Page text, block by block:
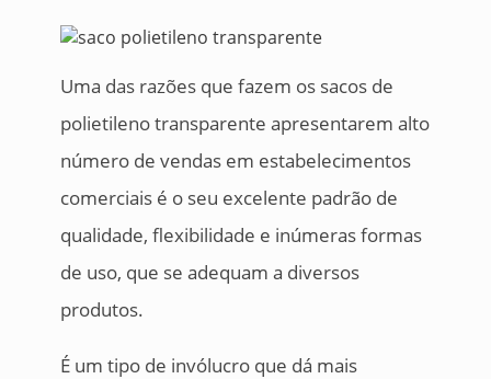
Uma das razões que fazem os sacos de
polietileno transparente apresentarem alto
número de vendas em estabelecimentos
comerciais é o seu excelente padrão de
qualidade, flexibilidade e inúmeras formas
de uso, que se adequam a diversos
produtos.
É um tipo de invólucro que dá mais